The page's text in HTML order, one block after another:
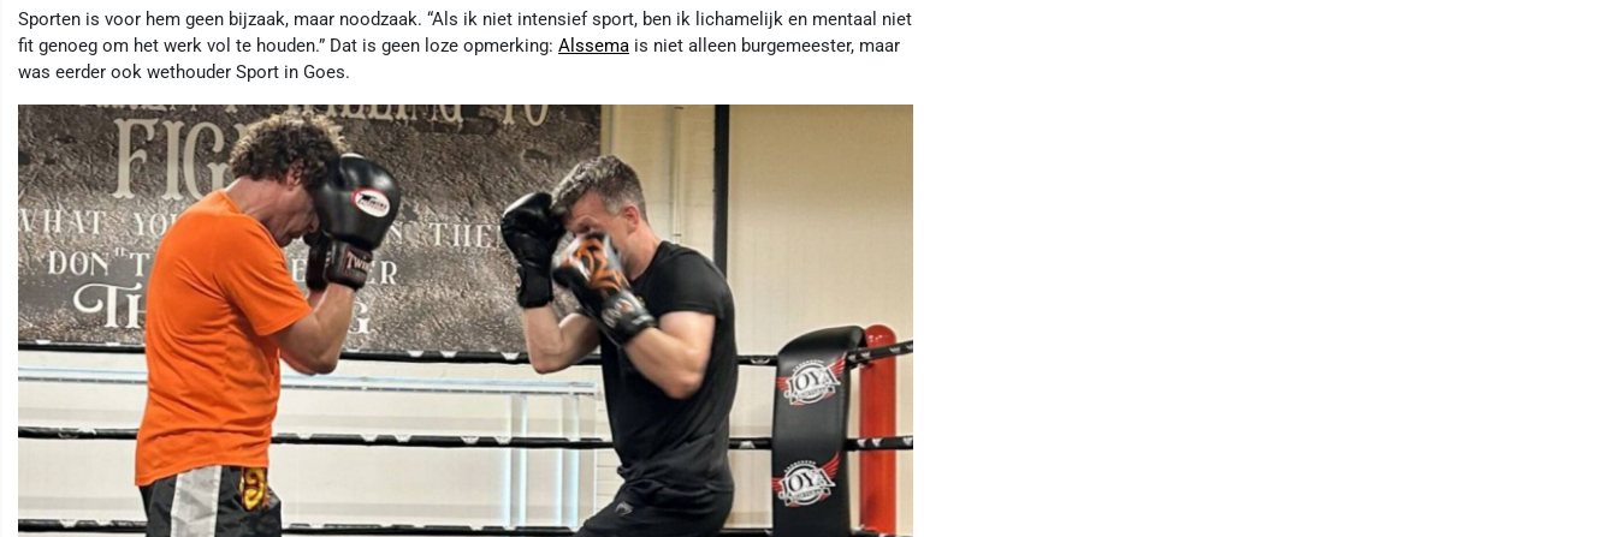
Sporten is voor hem geen bijzaak, maar noodzaak. “Als ik niet intensief sport, ben ik lichamelijk en mentaal niet
fit genoeg om het werk vol te houden.” Dat is geen loze opmerking: Alssema is niet alleen burgemeester, maar
was eerder ook wethouder Sport in Goes.